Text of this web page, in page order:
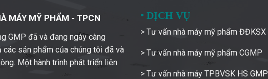
MÁY MỸ PHẨM - TPCN
GMP đã và đang ngày càng
sản phẩm của chúng tôi đã và
Một hành trình phát triển liên
• DỊCH VỤ
> Tư vấn nhà máy mỹ phẩm ĐĐKSX
> Tư vấn nhà máy mỹ phẩm CGMP
> Tư vấn nhà máy TPBVSK HS GMP